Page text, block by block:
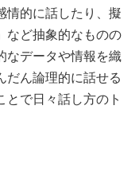
情的に話したり、擬
など抽象的なものの
なデータや情報を織
だん論理的に話せる
とで日々話し方のト